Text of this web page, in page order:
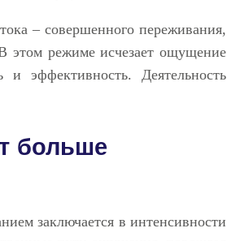
– совершенного переживания,
этом режиме исчезает ощущение
и эффективность. Деятельность
больше
заключается в интенсивности